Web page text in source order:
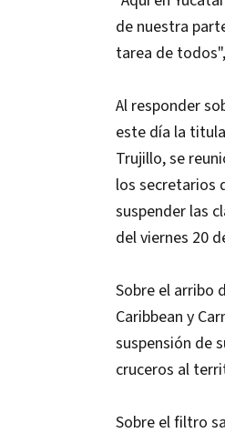
de nuestra
tarea de
Al responder
este día la
Trujillo, se
los secretarios
suspender las
del viernes 20
Sobre el arribo
Caribbean y
suspensión de
cruceros al
Sobre el filtro